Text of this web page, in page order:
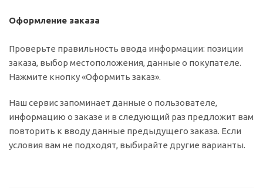
Оформление заказа
Проверьте правильность ввода информации: позиции
заказа, выбор местоположения, данные о покупателе.
Нажмите кнопку «Оформить заказ».
Наш сервис запоминает данные о пользователе,
информацию о заказе и в следующий раз предложит вам
повторить к вводу данные предыдущего заказа. Если
условия вам не подходят, выбирайте другие варианты.